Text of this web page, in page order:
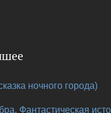
ночного города)
Фантастическая